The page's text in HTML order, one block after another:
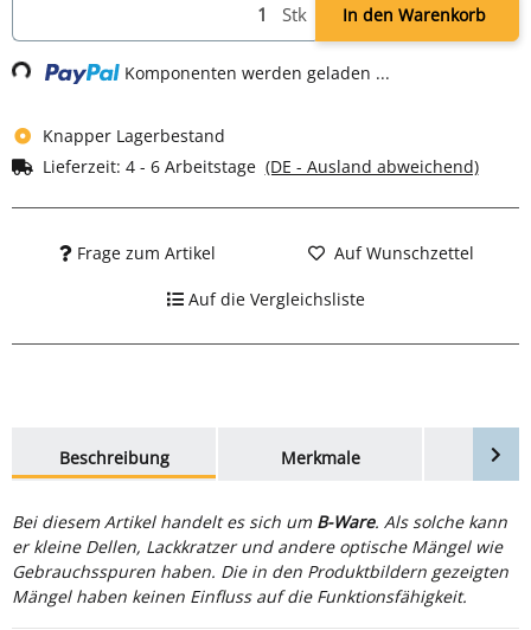
Stk In den Warenkorb
Loading... Komponenten werden geladen ...
Knapper Lagerbestand
Lieferzeit: 4 - 6 Arbeitstage (DE - Ausland abweichend)
Frage zum Artikel Auf Wunschzettel
Auf die Vergleichsliste
Beschreibung
Merkmale
Bei diesem Artikel handelt es sich um B-Ware. Als solche kann
er kleine Dellen, Lackkratzer und andere optische Mängel wie
Gebrauchsspuren haben. Die in den Produktbildern gezeigten
Mängel haben keinen Einfluss auf die Funktionsfähigkeit.